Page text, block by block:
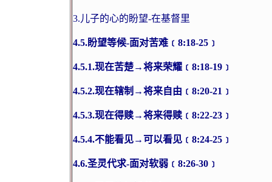
3.儿子的心的盼望-在基督里
4.5.盼望等候-面对苦难﹝ 8:18-25﹞
4.5.1.现在苦楚→将来荣耀﹝ 8:18-19﹞
4.5.2.现在辖制→将来自由﹝ 8:20-21 ﹞
4.5.3.现在得赎→将来得赎﹝ 8:22-23﹞
4.5.4.不能看见→可以看见﹝ 8:24-25﹞
4.6.圣灵代求-面对软弱﹝ 8:26-30﹞